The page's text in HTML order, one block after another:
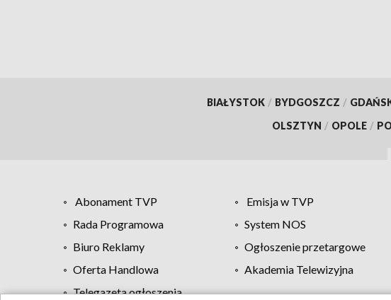
BIAŁYSTOK / BYDGOSZCZ /
OLSZTYN / OPOLE /
Abonament TVP Emisja w TVP
Rada Programowa
System NOS
Biuro Reklamy
Ogłoszenie przetargowe
Oferta Handlowa
Akademia Telewizyjna
Telegazeta ogłoszenia